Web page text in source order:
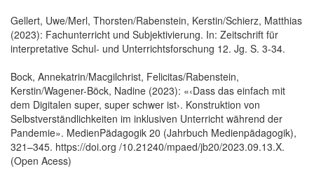
Gellert, Uwe/Merl, Thorsten/Rabenstein, Kerstin/Schierz, Matthias
(2023): Fachunterricht und Subjektivierung. In: Zeitschrift für
interpretative Schul- und Unterrichtsforschung 12. Jg. S. 3-34.
Bock, Annekatrin/Macgilchrist, Felicitas/Rabenstein,
Kerstin/Wagener-Böck, Nadine (2023): «‹Dass das einfach mit
dem Digitalen super, super schwer ist›. Konstruktion von
Selbstverständlichkeiten im inklusiven Unterricht während der
Pandemie». MedienPädagogik 20 (Jahrbuch Medienpädagogik),
321–345. https://doi.org /10.21240/mpaed/jb20/2023.09.13.X.
(Open Acess)